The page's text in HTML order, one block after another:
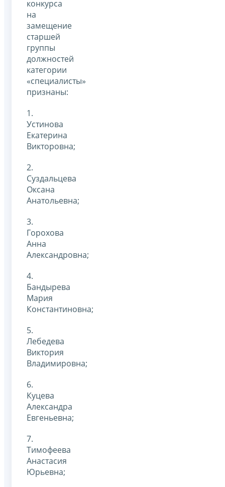
конкурса
на
замещение
старшей
группы
должностей
категории
«специалисты»
признаны:
1.
Устинова
Екатерина
Викторовна;
2.
Суздальцева
Оксана
Анатольевна;
3.
Горохова
Анна
Александровна;
4.
Бандырева
Мария
Константиновна;
5.
Лебедева
Виктория
Владимировна;
6.
Куцева
Александра
Евгеньевна;
7.
Тимофеева
Анастасия
Юрьевна;